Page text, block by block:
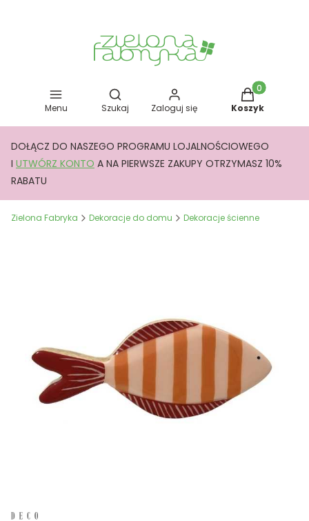
Menu
Otwórz wyszukiwarkę
Szukaj Zaloguj się
Produkty w
Koszyk
DOŁĄCZ DO NASZEGO PROGRAMU LOJALNOŚCIOWEGO
I UTWÓRZ KONTO A NA PIERWSZE ZAKUPY OTRZYMASZ 10%
RABATU
Zielona Fabryka Dekoracje do domu Dekoracje ścienne